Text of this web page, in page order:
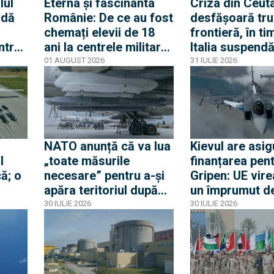
Românie: De ce au fost
chemați elevii de 18
ani la centrele militare
și de ce nu este vorba
despre mobilizare
01 AUGUST 2026
desfășoară
frontieră, în
Italia suspendă
acordul
Spania
31 IULIE 2026
o
NATO anunță că va lua
„toate măsurile
necesare” pentru a-și
apăra teritoriul după
ce o rachetă rusă a
explodat în Polonia
30 IULIE 2026
Kievul are
finanțarea
Gripen: UE
un împrumut
miliarde euro
Gripen, drone,
și apărare
30 IULIE 2026